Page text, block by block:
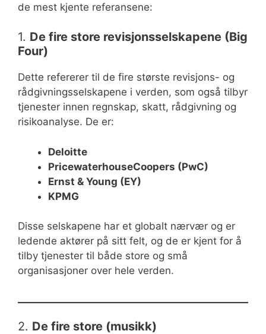
de mest kjente referansene:
1. De fire store revisjonsselskapene (Big
Four)
Dette refererer til de fire største revisjons- og
rådgivningsselskapene i verden, som også tilbyr
tjenester innen regnskap, skatt, rådgivning og
risikoanalyse. De er:
Deloitte
PricewaterhouseCoopers (PwC)
Ernst & Young (EY)
KPMG
Disse selskapene har et globalt nærvær og er
ledende aktører på sitt felt, og de er kjent for å
tilby tjenester til både store og små
organisasjoner over hele verden.
2. De fire store (musikk)